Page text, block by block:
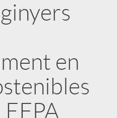
en
EFPA